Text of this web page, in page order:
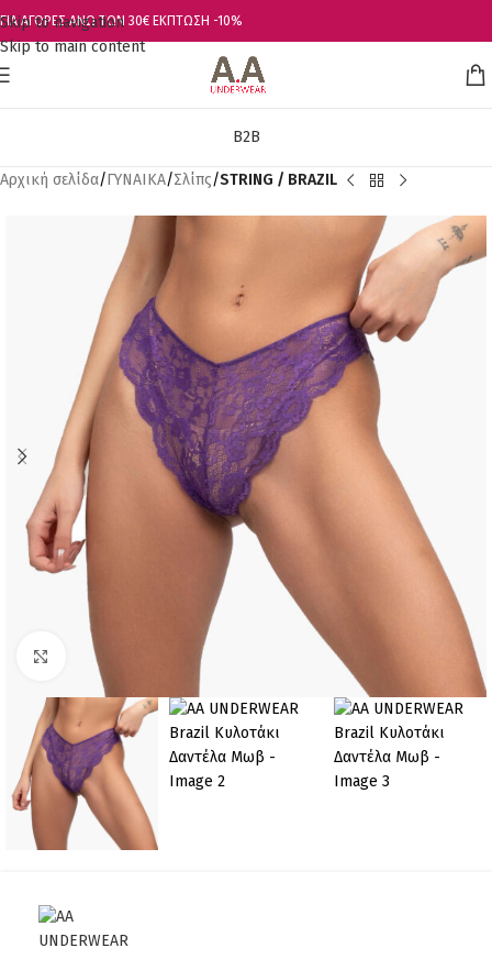
Skip to navigation
Skip to main content
ΓΙΑ ΑΓΟΡΕΣ ΑΝΩ ΤΩΝ 30€ ΕΚΠΤΩΣΗ -10%
B2B
Αρχική σελίδα ΓΥΝΑΙΚΑ Σλίπς STRING / BRAZIL
Click to enlarge